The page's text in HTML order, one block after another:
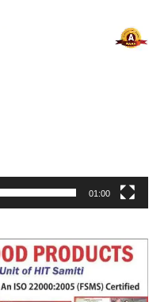
01:00